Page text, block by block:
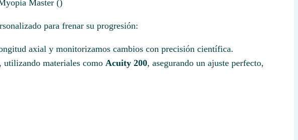
para frenar su progresión:
axial y monitorizamos cambios con precisión científica.
utilizando materiales como Acuity 200, asegurando un ajuste perfecto,